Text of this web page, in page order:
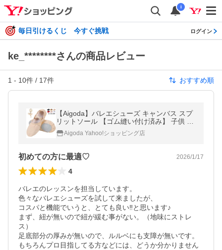
i
毎日引けるくじ 今すぐ挑戦 ログイン
ke_********さんの商品レビュー
1 - 10件 / 17件 おすすめ順
【Aigoda】バレエシューズ キャンバス スプ
リットソール 【ゴム縫い付け済み】 子供 大
人 キッズ ジュニア レディース 15cm〜26cm
練習用 発表会 新体操
Aigoda Yahoo!ショッピング店
初めての方に最適♡ 2026/1/17
4
バレエのレッスンを担当しています。
色々なバレエシューズを試して来ましたが、
コスパと機能でいうと、とても良い‼️と思います♪
まず、紐が無いので紐が緩む事がない。（地味にストレ
ス）
足底部分の厚みが無いので、ルルベにも支障が無いです。
もちろんプロ目指してる方などには、どうか分かりません